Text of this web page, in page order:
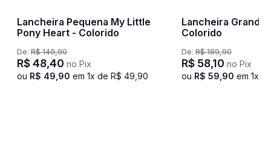
Lancheira Pequena My Little
Pony Heart - Colorido
De: R$ 149,90
R$48,40 no Pix
ou R$ 49 90 em 1x de R$ 49 90
Lancheira Grande
Colorido
De: R$ 189,90
R$ 58,10 no Pix
ou R$ 59 90 em 1x